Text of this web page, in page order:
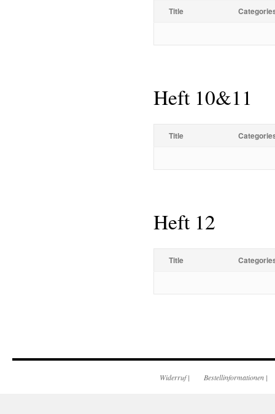
Title
Heft 10&11
Title
Heft 12
Title
Widerruf| Bestellinformationen |